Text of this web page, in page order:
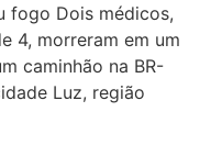
fogo Dois médicos,
4, morreram em um
caminhão na BR-
Luz, região